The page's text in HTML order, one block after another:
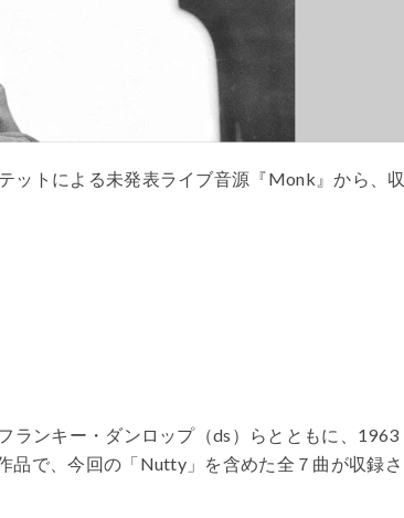
ットによる未発表ライブ音源『Monk』から、収
ランキー・ダンロップ（ds）らとともに、1963
品で、今回の「Nutty」を含めた全７曲が収録さ